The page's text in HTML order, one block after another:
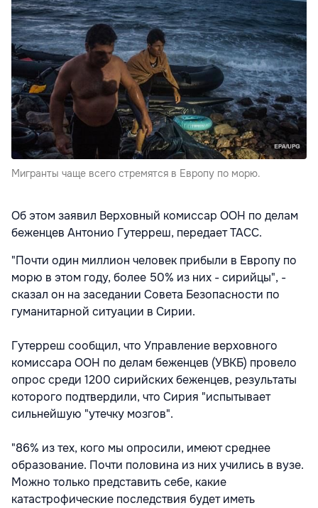
Мигранты чаще всего стремятся в Европу по морю.
Об этом заявил Верховный комиссар ООН по делам
беженцев Антонио Гутерреш, передает ТАСС.
"Почти один миллион человек прибыли в Европу по
морю в этом году, более 50% из них - сирийцы", -
сказал он на заседании Совета Безопасности по
гуманитарной ситуации в Сирии.
Гутерреш сообщил, что Управление верховного
комиссара ООН по делам беженцев (УВКБ) провело
опрос среди 1200 сирийских беженцев, результаты
которого подтвердили, что Сирия "испытывает
сильнейшую "утечку мозгов".
"86% из тех, кого мы опросили, имеют среднее
образование. Почти половина из них учились в вузе.
Можно только представить себе, какие
катастрофические последствия будет иметь